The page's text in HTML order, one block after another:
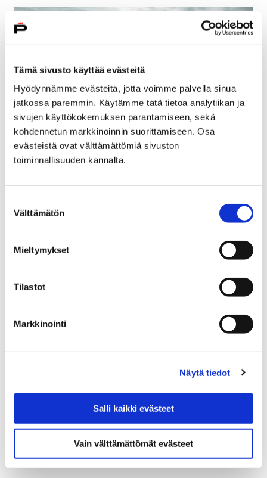
Tämä sivusto käyttää evästeitä
Hyödynnämme evästeitä, jotta voimme palvella sinua
jatkossa paremmin. Käytämme tätä tietoa analytiikan ja
sivujen käyttökokemuksen parantamiseen, sekä
kohdennetun markkinoinnin suorittamiseen. Osa
evästeistä ovat välttämättömiä sivuston
toiminnallisuuden kannalta.
valinta
Välttämätön
Mieltymykset
Tilastot
Markkinointi
Näytä tiedot
Salli kaikki evästeet
Vain välttämättömät evästeet
Rosenlew-museossa
22 maaliskuun, 2018
vietetään lauantaina 24. maaliskuuta kello 11 Rosenlew-